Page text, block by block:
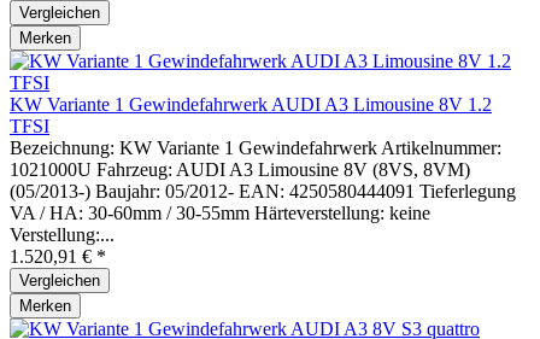
Vergleichen
Merken
KW Variante 1 Gewindefahrwerk AUDI A3 Limousine 8V 1.2
TFSI
Bezeichnung: KW Variante 1 Gewindefahrwerk Artikelnummer:
1021000U Fahrzeug: AUDI A3 Limousine 8V (8VS, 8VM)
(05/2013-) Baujahr: 05/2012- EAN: 4250580444091 Tieferlegung
VA / HA: 30-60mm / 30-55mm Härteverstellung: keine
Verstellung:...
1.520,91 € *
Vergleichen
Merken